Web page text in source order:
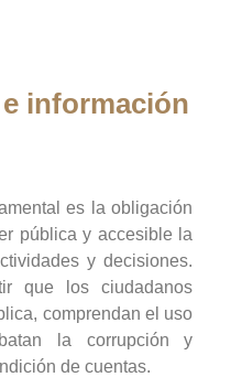
información
es la obligación
pública y accesible la
y decisiones.
que los ciudadanos
comprendan el uso
la corrupción y
de cuentas.